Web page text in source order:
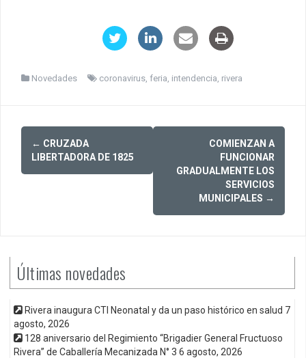
Novedades coronavirus feria intendencia rivera
Post
navigation
← CRUZADA
LIBERTADORA DE 1825
COMIENZAN A
FUNCIONAR
GRADUALMENTE LOS
SERVICIOS
MUNICIPALES →
Últimas novedades
Rivera inaugura CTI Neonatal y da un paso histórico en salud 7
agosto, 2026
128 aniversario del Regimiento “Brigadier General Fructuoso
Rivera” de Caballería Mecanizada N° 3 6 agosto, 2026